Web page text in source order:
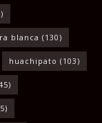
blanca (130)
huachipato (103)